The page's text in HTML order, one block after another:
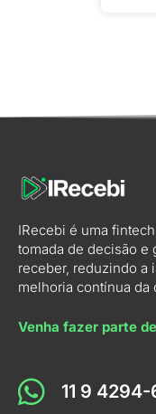
IRecebi é uma
tomada de decisão e
receber, reduzindo a
melhoria contínua da
Venha fazer parte
11 9 4294-